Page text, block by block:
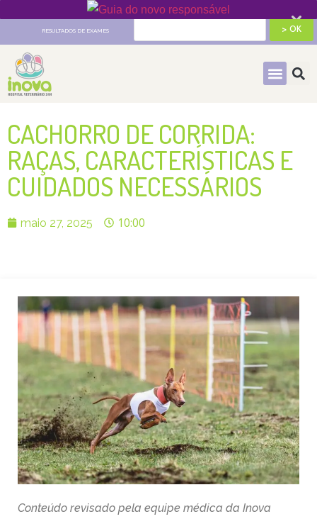
HOSPITAL VETERINÁRIO 24H
RESULTADOS DE EXAMES
CACHORRO DE CORRIDA:
RAÇAS, CARACTERÍSTICAS E
CUIDADOS NECESSÁRIOS
maio 27, 2025 10:00
Conteúdo revisado pela equipe médica da Inova